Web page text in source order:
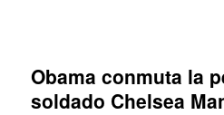
Obama conmuta la
soldado Chelsea